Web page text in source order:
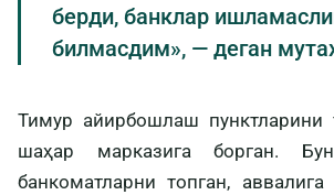
берди, банклар
билмасдим», — деган
Тимур айирбошлаш
шаҳар марказига борган.
банкоматларни топган, аввалига